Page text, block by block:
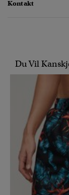
Kontakt
Du Vil